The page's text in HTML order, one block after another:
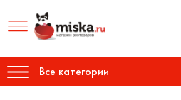
Все категории